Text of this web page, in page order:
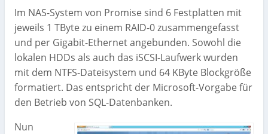
Im NAS-System von Promise sind 6 Festplatten mit
jeweils 1 TByte zu einem RAID-0 zusammengefasst
und per Gigabit-Ethernet angebunden. Sowohl die
lokalen HDDs als auch das iSCSI-Laufwerk wurden
mit dem NTFS-Dateisystem und 64 KByte Blockgröße
formatiert. Das entspricht der Microsoft-Vorgabe für
den Betrieb von SQL-Datenbanken.
Nun